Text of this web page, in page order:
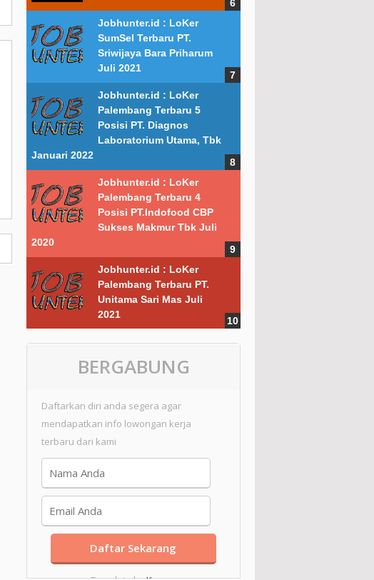
Jobhunter.id : LoKer
SumSel Terbaru PT.
Sriwijaya Bara Priharum
Juli 2021
Jobhunter.id : LoKer
Palembang Terbaru 5
Posisi PT. Diagnos
Laboratorium Utama, Tbk
Januari 2022
Jobhunter.id : LoKer
Palembang Terbaru 4
Posisi PT.Indofood CBP
Sukses Makmur Tbk Juli
2020
Jobhunter.id : LoKer
Palembang Terbaru PT.
Unitama Sari Mas Juli
2021
BERGABUNG
Daftarkan diri anda segera agar
mendapatkan info lowongan kerja
terbaru dari kami